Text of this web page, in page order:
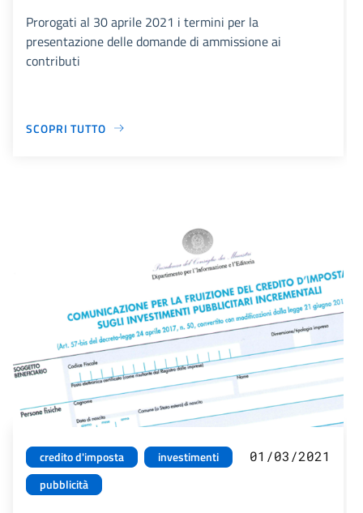
Prorogati al 30 aprile 2021 i termini per la
presentazione delle domande di ammissione ai
contributi
SCOPRI TUTTO
credito d'imposta
investimenti
pubblicità
01/03/2021